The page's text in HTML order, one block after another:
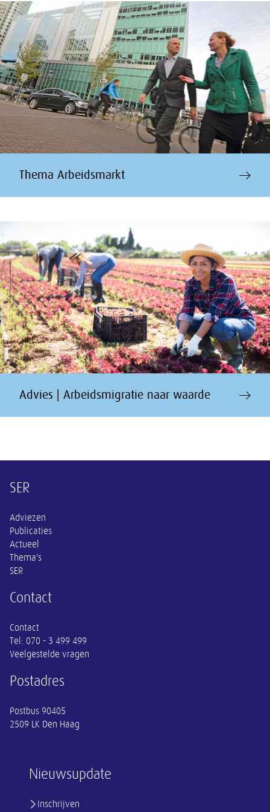
Thema Arbeidsmarkt
Advies | Arbeidsmigratie naar waarde
Overige informatie
Nieuwsupdate
Inschrijven
SER
Adviezen
Publicaties
Actueel
Thema's
SER
Contact
Contact
Tel: 070 - 3 499 499
Veelgestelde vragen
Postadres
Postbus 90405
2509 LK Den Haag